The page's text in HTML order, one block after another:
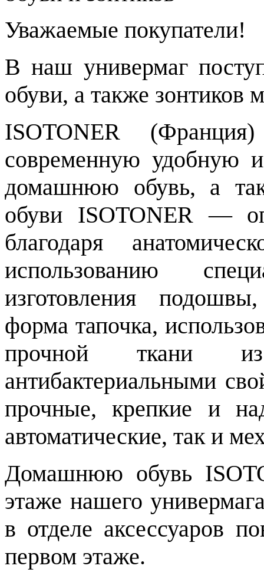
Уважаемые покупатели!
В наш универмаг
обуви, а также зонтиков
ISOTONER
современную удобную
домашнюю обувь, а
обуви ISOTONER —
благодаря
использованию
изготовления
форма тапочка,
прочной ткани
антибактериальными
прочные, крепкие и
автоматические, так и
Домашнюю обувь
этаже нашего
в отделе аксессуаров
первом этаже.